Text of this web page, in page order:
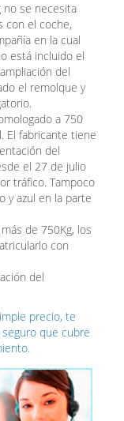
no se necesita
con el coche,
en la cual
está incluido el
del
el remolque y
a 750
El fabricante tiene
del
el 27 de julio
tráfico. Tampoco
y azul en la parte
de 750Kg, los
con
del
precio, te
que cubre